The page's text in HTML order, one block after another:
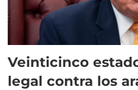
Veinticinco
legal contra los